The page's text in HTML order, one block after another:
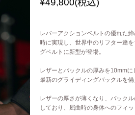
¥49,800(税込)
レバーアクションベルトの優れた
時に実現し、世界中のリフター達
グベルトに新型が登場。
レザーとバックルの厚みを10mmに
最新のグライディングバックルを
レザーの厚さが薄くなり、バック
しており、屈曲時の身体へのフィッ